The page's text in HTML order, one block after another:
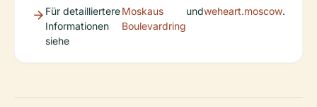
Für detailliertere
Informationen
siehe
Moskaus
Boulevardring
undweheart.moscow.